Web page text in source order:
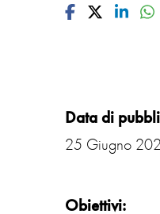
Facebook
TwitterLinkedin
Data di
25 Giugno
Obiettivi: